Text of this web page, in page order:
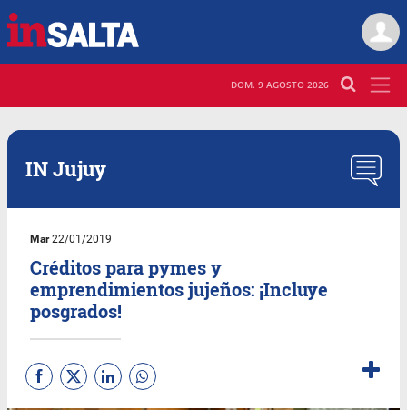
DOM. 9 AGOSTO 2026
IN Jujuy
Mar22/01/2019
Créditos para pymes y
emprendimientos jujeños: ¡Incluye
posgrados!